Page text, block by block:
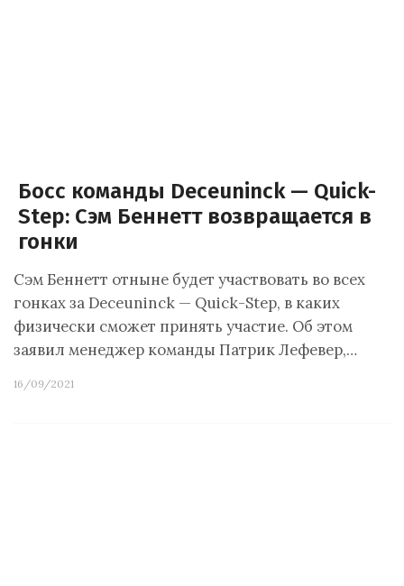
Босс команды Deceuninck — Quick-
Step: Сэм Беннетт возвращается в
гонки
Сэм Беннетт отныне будет участвовать во всех
гонках за Deceuninck — Quick-Step, в каких
физически сможет принять участие. Об этом
заявил менеджер команды Патрик Лефевер,…
16/09/2021